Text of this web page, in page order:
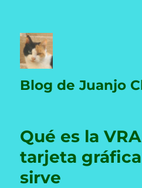
Blog de Juanjo
Qué es la
tarjeta
sirve